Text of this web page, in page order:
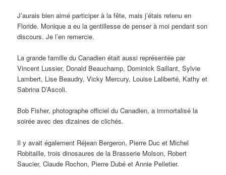
J’aurais bien aimé participer à la fête, mais j’étais retenu en
Floride. Monique a eu la gentillesse de penser à moi pendant son
discours. Je l’en remercie.
La grande famille du Canadien était aussi représentée par
Vincent Lussier, Donald Beauchamp, Dominick Saillant, Sylvie
Lambert, Lise Beaudry, Vicky Mercury, Louise Laliberté, Kathy et
Sabrina D’Ascoli.
Bob Fisher, photographe officiel du Canadien, a immortalisé la
soirée avec des dizaines de clichés.
Il y avait également Réjean Bergeron, Pierre Duc et Michel
Robitaille, trois dinosaures de la Brasserie Molson, Robert
Saucier, Claude Rochon, Pierre Dubé et Annie Pelletier.